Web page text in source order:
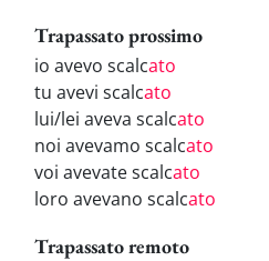
Trapassato prossimo
io avevo scalcato
tu avevi scalcato
lui/lei aveva scalcato
noi avevamo scalcato
voi avevate scalcato
loro avevano scalcato
Trapassato remoto